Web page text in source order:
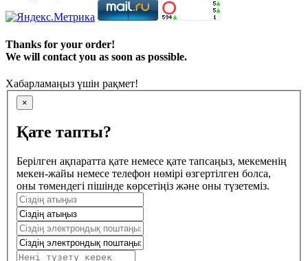
Thanks for your order!
We will contact you as soon as possible.
Хабарламаңыз үшін рақмет!
×
Қате тапты?
Берілген ақпаратта қате немесе қате тапсаңыз, мекеменің
мекен-жайы немесе телефон нөмірі өзгертілген болса,
оны төмендегі пішінде көрсетіңіз және оны түзетеміз.